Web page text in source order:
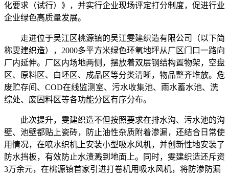
化要求（试行）》，并实行企业现场评定打分制度，促进行业
企业绿色高质量发展。
走进位于吴江区桃源镇的吴江雯建织造有限公司（以下简
称雯建织造），2000多平方米绿色环氧地坪从厂区门口一路向
厂内延伸。厂区内场地两侧，摆放着双层钢结构置物架，空盘
区、原料区、白坯区、成品区等分类清晰，物品整齐堆放。危
废贮存间、COD在线监测室、污水收集池、雨水蓄水池、洗
综处、废固料区等各功能分区有序分布。
此次提升，雯建织造不但按照要求在排水沟、污水池的沟
壁、池壁都贴上瓷砖，防止油性杂质附着渗漏，还结合日常使
用情况，在喷水织机上安装小型吸水风机，并创新性地安装了
防水挡板，有效防止水渍溅到地面上。同时，雯建织造还斥资
3万余元，在桃源镇首家引进打卷机用吸水风机，将防渗防漏